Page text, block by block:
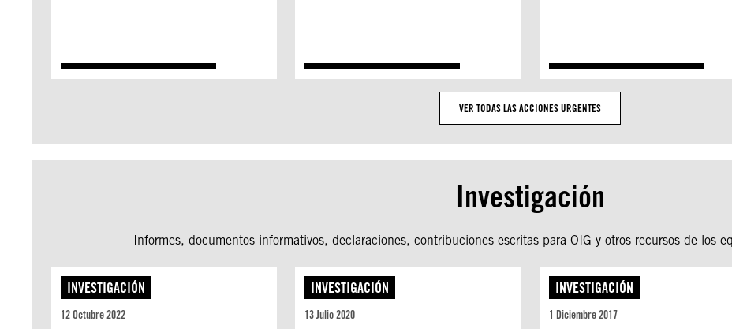
VER TODAS LAS ACCIONES URGENTES
Investigación
Informes, documentos informativos, declaraciones, contribuciones escritas para OIG y otros recursos de los
INVESTIGACIÓN
12 Octubre 2022
INVESTIGACIÓN
13 Julio 2020
INVESTIGACIÓN
1 Diciembre 2017